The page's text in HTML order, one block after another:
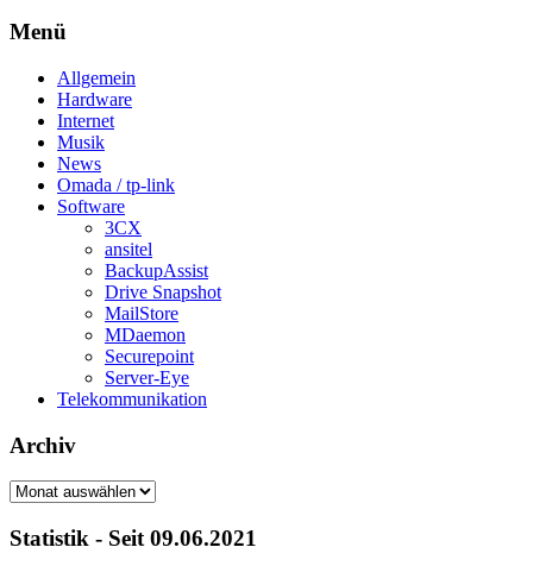
Menü
Allgemein
Hardware
Internet
Musik
News
Omada / tp-link
Software
3CX
ansitel
BackupAssist
Drive Snapshot
MailStore
MDaemon
Securepoint
Server-Eye
Telekommunikation
Archiv
Archiv
Statistik - Seit 09.06.2021